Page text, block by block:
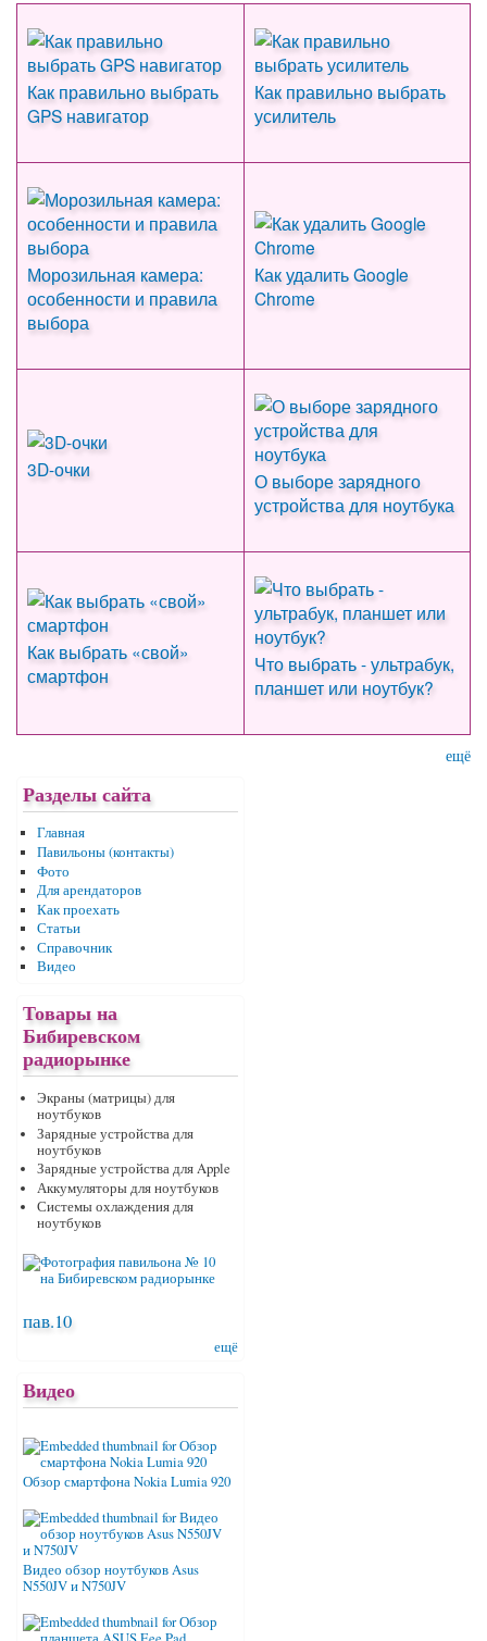
Как правильно выбрать
GPS навигатор
Как правильно выбрать
усилитель
Морозильная камера:
особенности и правила
выбора
Как удалить Google
Chrome
3D-очки
О выборе зарядного
устройства для ноутбука
Как выбрать «свой»
смартфон
Что выбрать - ультрабук,
планшет или ноутбук?
ещё
Разделы сайта
Главная
Павильоны (контакты)
Фото
Для арендаторов
Как проехать
Статьи
Справочник
Видео
Товары на
Бибиревском
радиорынке
Экраны (матрицы) для
ноутбуков
Зарядные устройства для
ноутбуков
Зарядные устройства для Apple
Аккумуляторы для ноутбуков
Системы охлаждения для
ноутбуков
пав.10
ещё
Видео
Обзор смартфона Nokia Lumia 920
Видео обзор ноутбуков Asus
N550JV и N750JV